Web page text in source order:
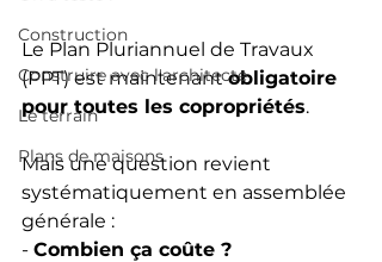
Construction
Construire avec l'architecte
Le terrain
Plans de maisons
Le Plan Pluriannuel de Travaux
(PPT) est maintenant obligatoire
pour toutes les copropriétés.
Mais une question revient
systématiquement en assemblée
générale :
- Combien ça coûte ?